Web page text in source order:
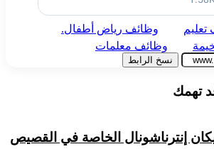
وظائف رياض أطفال.
وظائف معلمات
نسخ الرابط
تهمك
إنترناشونال الخاصة في القصيص